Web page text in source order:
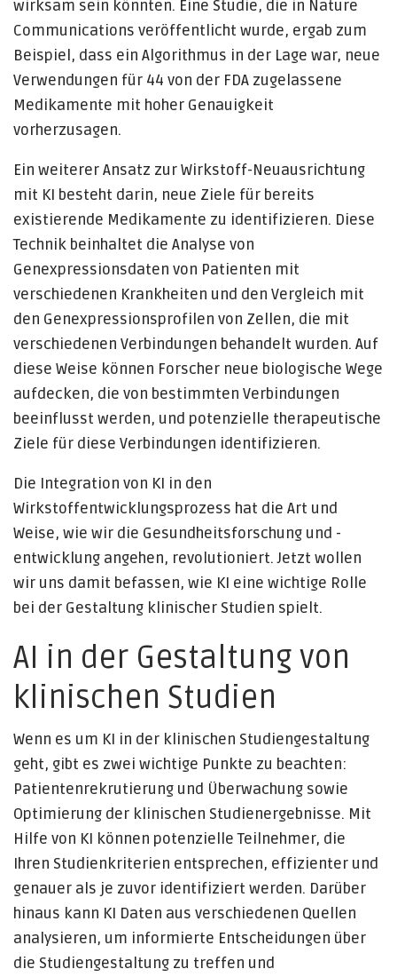
wirksam sein könnten. Eine Studie, die in Nature
Communications veröffentlicht wurde, ergab zum
Beispiel, dass ein Algorithmus in der Lage war, neue
Verwendungen für 44 von der FDA zugelassene
Medikamente mit hoher Genauigkeit
vorherzusagen.
Ein weiterer Ansatz zur Wirkstoff-Neuausrichtung
mit KI besteht darin, neue Ziele für bereits
existierende Medikamente zu identifizieren. Diese
Technik beinhaltet die Analyse von
Genexpressionsdaten von Patienten mit
verschiedenen Krankheiten und den Vergleich mit
den Genexpressionsprofilen von Zellen, die mit
verschiedenen Verbindungen behandelt wurden. Auf
diese Weise können Forscher neue biologische Wege
aufdecken, die von bestimmten Verbindungen
beeinflusst werden, und potenzielle therapeutische
Ziele für diese Verbindungen identifizieren.
Die Integration von KI in den
Wirkstoffentwicklungsprozess hat die Art und
Weise, wie wir die Gesundheitsforschung und -
entwicklung angehen, revolutioniert. Jetzt wollen
wir uns damit befassen, wie KI eine wichtige Rolle
bei der Gestaltung klinischer Studien spielt.
AI in der Gestaltung von
klinischen Studien
Wenn es um KI in der klinischen Studiengestaltung
geht, gibt es zwei wichtige Punkte zu beachten:
Patientenrekrutierung und Überwachung sowie
Optimierung der klinischen Studienergebnisse. Mit
Hilfe von KI können potenzielle Teilnehmer, die
Ihren Studienkriterien entsprechen, effizienter und
genauer als je zuvor identifiziert werden. Darüber
hinaus kann KI Daten aus verschiedenen Quellen
analysieren, um informierte Entscheidungen über
die Studiengestaltung zu treffen und